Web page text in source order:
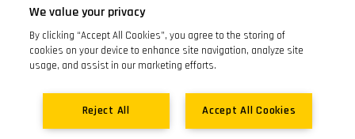
SEGUICI SUI SOCIAL
We value your privacy
By clicking “Accept All Cookies”, you agree to the storing of
cookies on your device to enhance site navigation, analyze site
usage, and assist in our marketing efforts.
Accept All Cookies
Reject All